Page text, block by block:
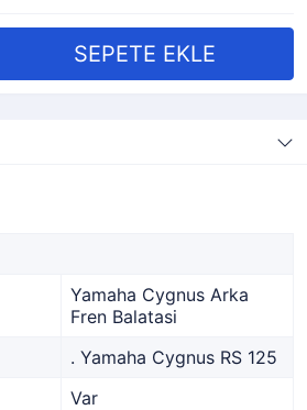
Yamaha Cygnus Arka
Fren Balatasi
. Yamaha Cygnus RS 125
Var